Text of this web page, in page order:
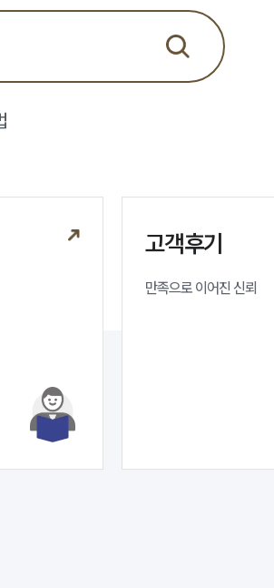
법률서식
뉴스레터/브로슈어
세미나
대륜법률상담예약
고객후기
만족으로 이어진 신뢰